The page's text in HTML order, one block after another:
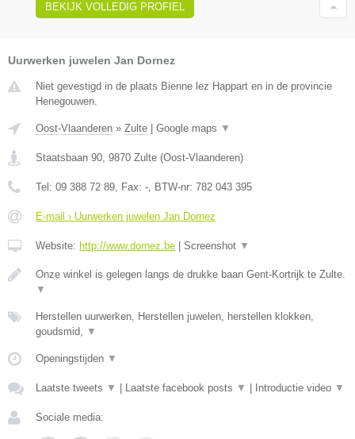
BEKIJK VOLLEDIG PROFIEL
Uurwerken juwelen Jan Dornez
Niet gevestigd in de plaats Bienne lez Happart en in de provincie
Henegouwen.
Oost-Vlaanderen » Zulte Google maps ▼
Staatsbaan 90, 9870 Zulte (Oost-Vlaanderen)
Tel: 09 388 72 89, Fax: -, BTW-nr: 782 043 395
E-mail › Uurwerken juwelen Jan Dornez
Website: http://www.dornez.be Screenshot ▼
Onze winkel is gelegen langs de drukke baan Gent-Kortrijk te Zulte.
▼
Herstellen uurwerken, Herstellen juwelen, herstellen klokken,
goudsmid, ▼
Openingstijden ▼
Laatste tweets ▼ Laatste facebook posts ▼ Introductie video ▼
Sociale media: